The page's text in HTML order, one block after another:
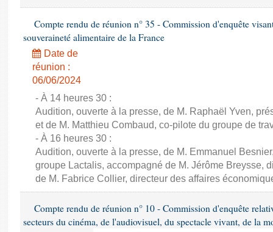
Compte rendu de réunion n° 35 - Commission d'enquête
souveraineté alimentaire de la France
Date de
réunion :
06/06/2024
- À 14 heures 30 :
Audition, ouverte à la presse, de M. Raphaël Yven,
et de M. Matthieu Combaud, co-pilote du groupe de
- À 16 heures 30 :
Audition, ouverte à la presse, de M. Emmanuel
groupe Lactalis, accompagné de M. Jérôme Breysse,
de M. Fabrice Collier, directeur des affaires
Compte rendu de réunion n° 10 - Commission d'enquête
secteurs du cinéma, de l'audiovisuel, du spectacle vivant, de la